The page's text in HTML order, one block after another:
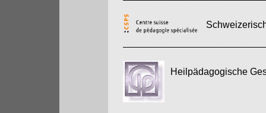
Heilpädagogische